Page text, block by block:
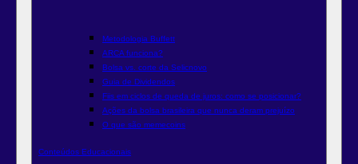
Metodologia Buffett
ARCA funciona?
Bolsa vs. corte da Selicnovo
Guia de Dividendos
Fiis em ciclos de queda de juros: como se posicionar?
Ações da bolsa brasileira que nunca deram prejuízo
O que são memecoins
Conteúdos Educacionais